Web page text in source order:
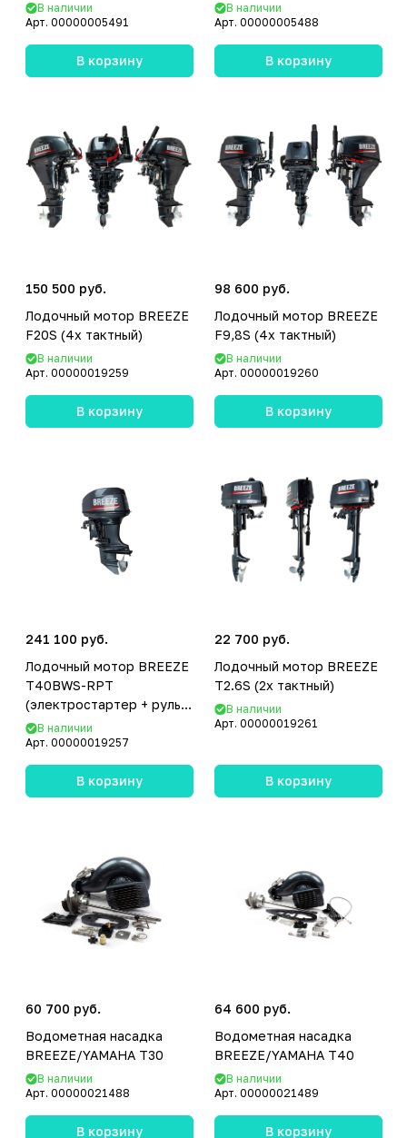
В наличии
Арт. 00000005491
В корзину
В наличии
Арт. 00000005488
В корзину
150 500 руб.
Лодочный мотор BREEZE
F20S (4х тактный)
В наличии
Арт. 00000019259
В корзину
98 600 руб.
Лодочный мотор BREEZE
F9,8S (4х тактный)
В наличии
Арт. 00000019260
В корзину
241 100 руб.
Лодочный мотор BREEZE
T40BWS-RPT
(электростартер + руль +
гидравлика) (2х тактный)
В наличии
Арт. 00000019257
В корзину
22 700 руб.
Лодочный мотор BREEZE
T2.6S (2х тактный)
В наличии
Арт. 00000019261
В корзину
60 700 руб.
Водометная насадка
BREEZE/YAMAHA T30
В наличии
Арт. 00000021488
В корзину
64 600 руб.
Водометная насадка
BREEZE/YAMAHA T40
В наличии
Арт. 00000021489
В корзину